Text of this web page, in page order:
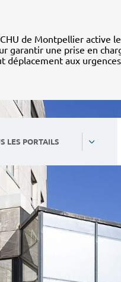
de Montpellier active
garantir une prise en
déplacement aux
LES PORTAILS